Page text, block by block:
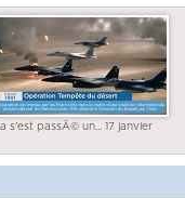
s'est passÃ© un... 17 janvier